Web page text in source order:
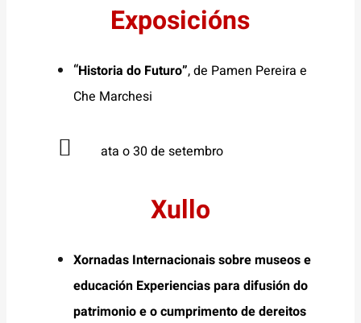
Exposicións
“Historia do Futuro”, de Pamen Pereira e
Che Marchesi
ata o 30 de setembro
Xullo
Xornadas Internacionais sobre museos e
educación Experiencias para difusión do
patrimonio e o cumprimento de dereitos